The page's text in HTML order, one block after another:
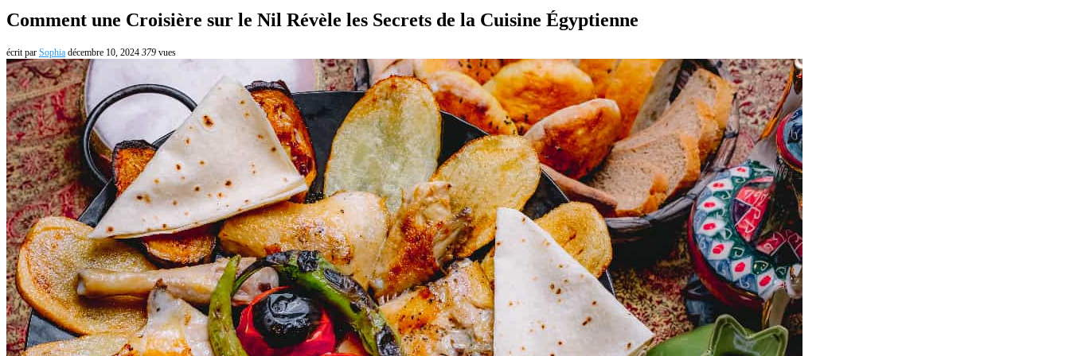
Comment une Croisière sur le Nil Révèle les Secrets de la Cuisine Égyptienne
écrit par Sophia décembre 10, 2024 379 vues